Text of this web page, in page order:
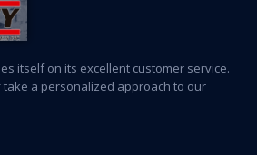
itself on its excellent customer service.
a personalized approach to our